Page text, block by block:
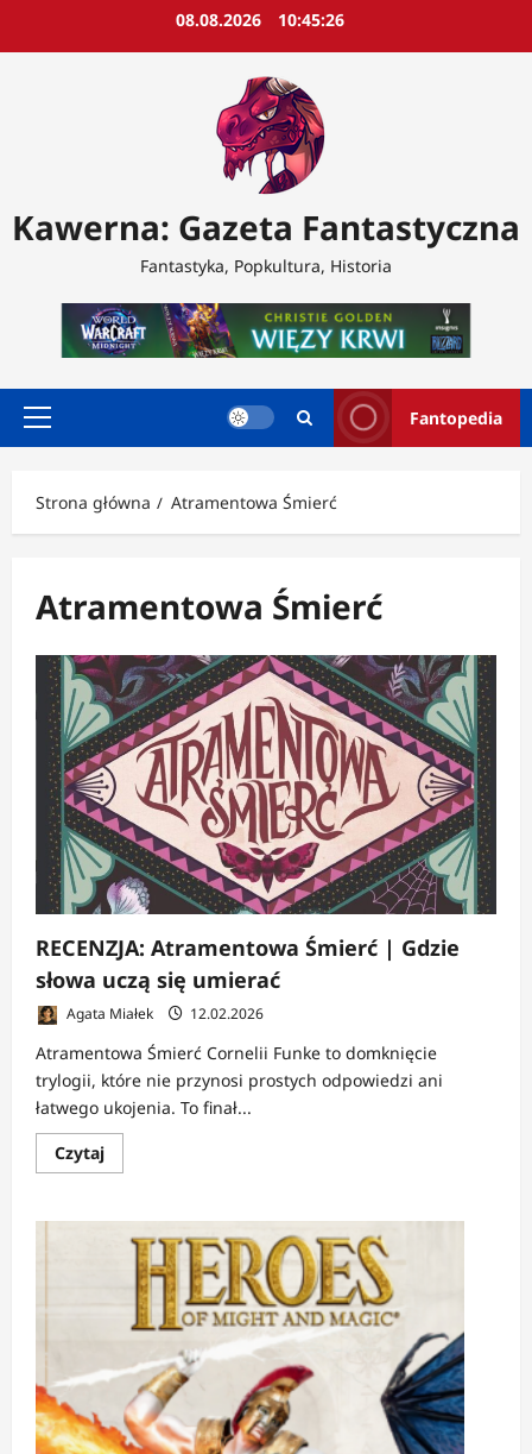
08.08.2026 10:45:28
Kawerna: Gazeta Fantastyczna
Fantastyka, Popkultura, Historia
Menu
Fantopedia
Strona główna Atramentowa Śmierć
Atramentowa Śmierć
RECENZJA: Atramentowa Śmierć | Gdzie
słowa uczą się umierać
Agata Miałek 12.02.2026
Atramentowa Śmierć Cornelii Funke to domknięcie
trylogii, które nie przynosi prostych odpowiedzi ani
łatwego ukojenia. To finał...
CzytajDowiedz
się
RECENZJA:
Atramentowa
Śmierć
Gdzie
słowa